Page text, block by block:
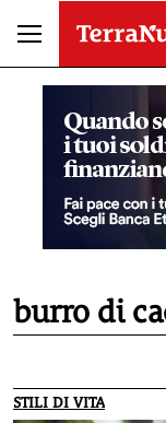
burro di
STILI DI VITA